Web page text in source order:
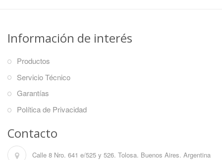
Información de interés
Productos
Servicio Técnico
Garantías
Política de Privacidad
Contacto
Calle 8 Nro. 641 e/525 y 526. Tolosa. Buenos Aires. Argentina